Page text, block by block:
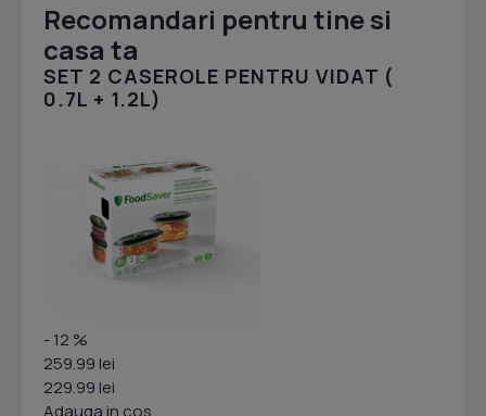
Recomandari pentru tine si
casa ta
SET 2 CASEROLE PENTRU VIDAT (
0.7L + 1.2L)
- 12 %
259.99 lei
229.99 lei
Adauga in cos